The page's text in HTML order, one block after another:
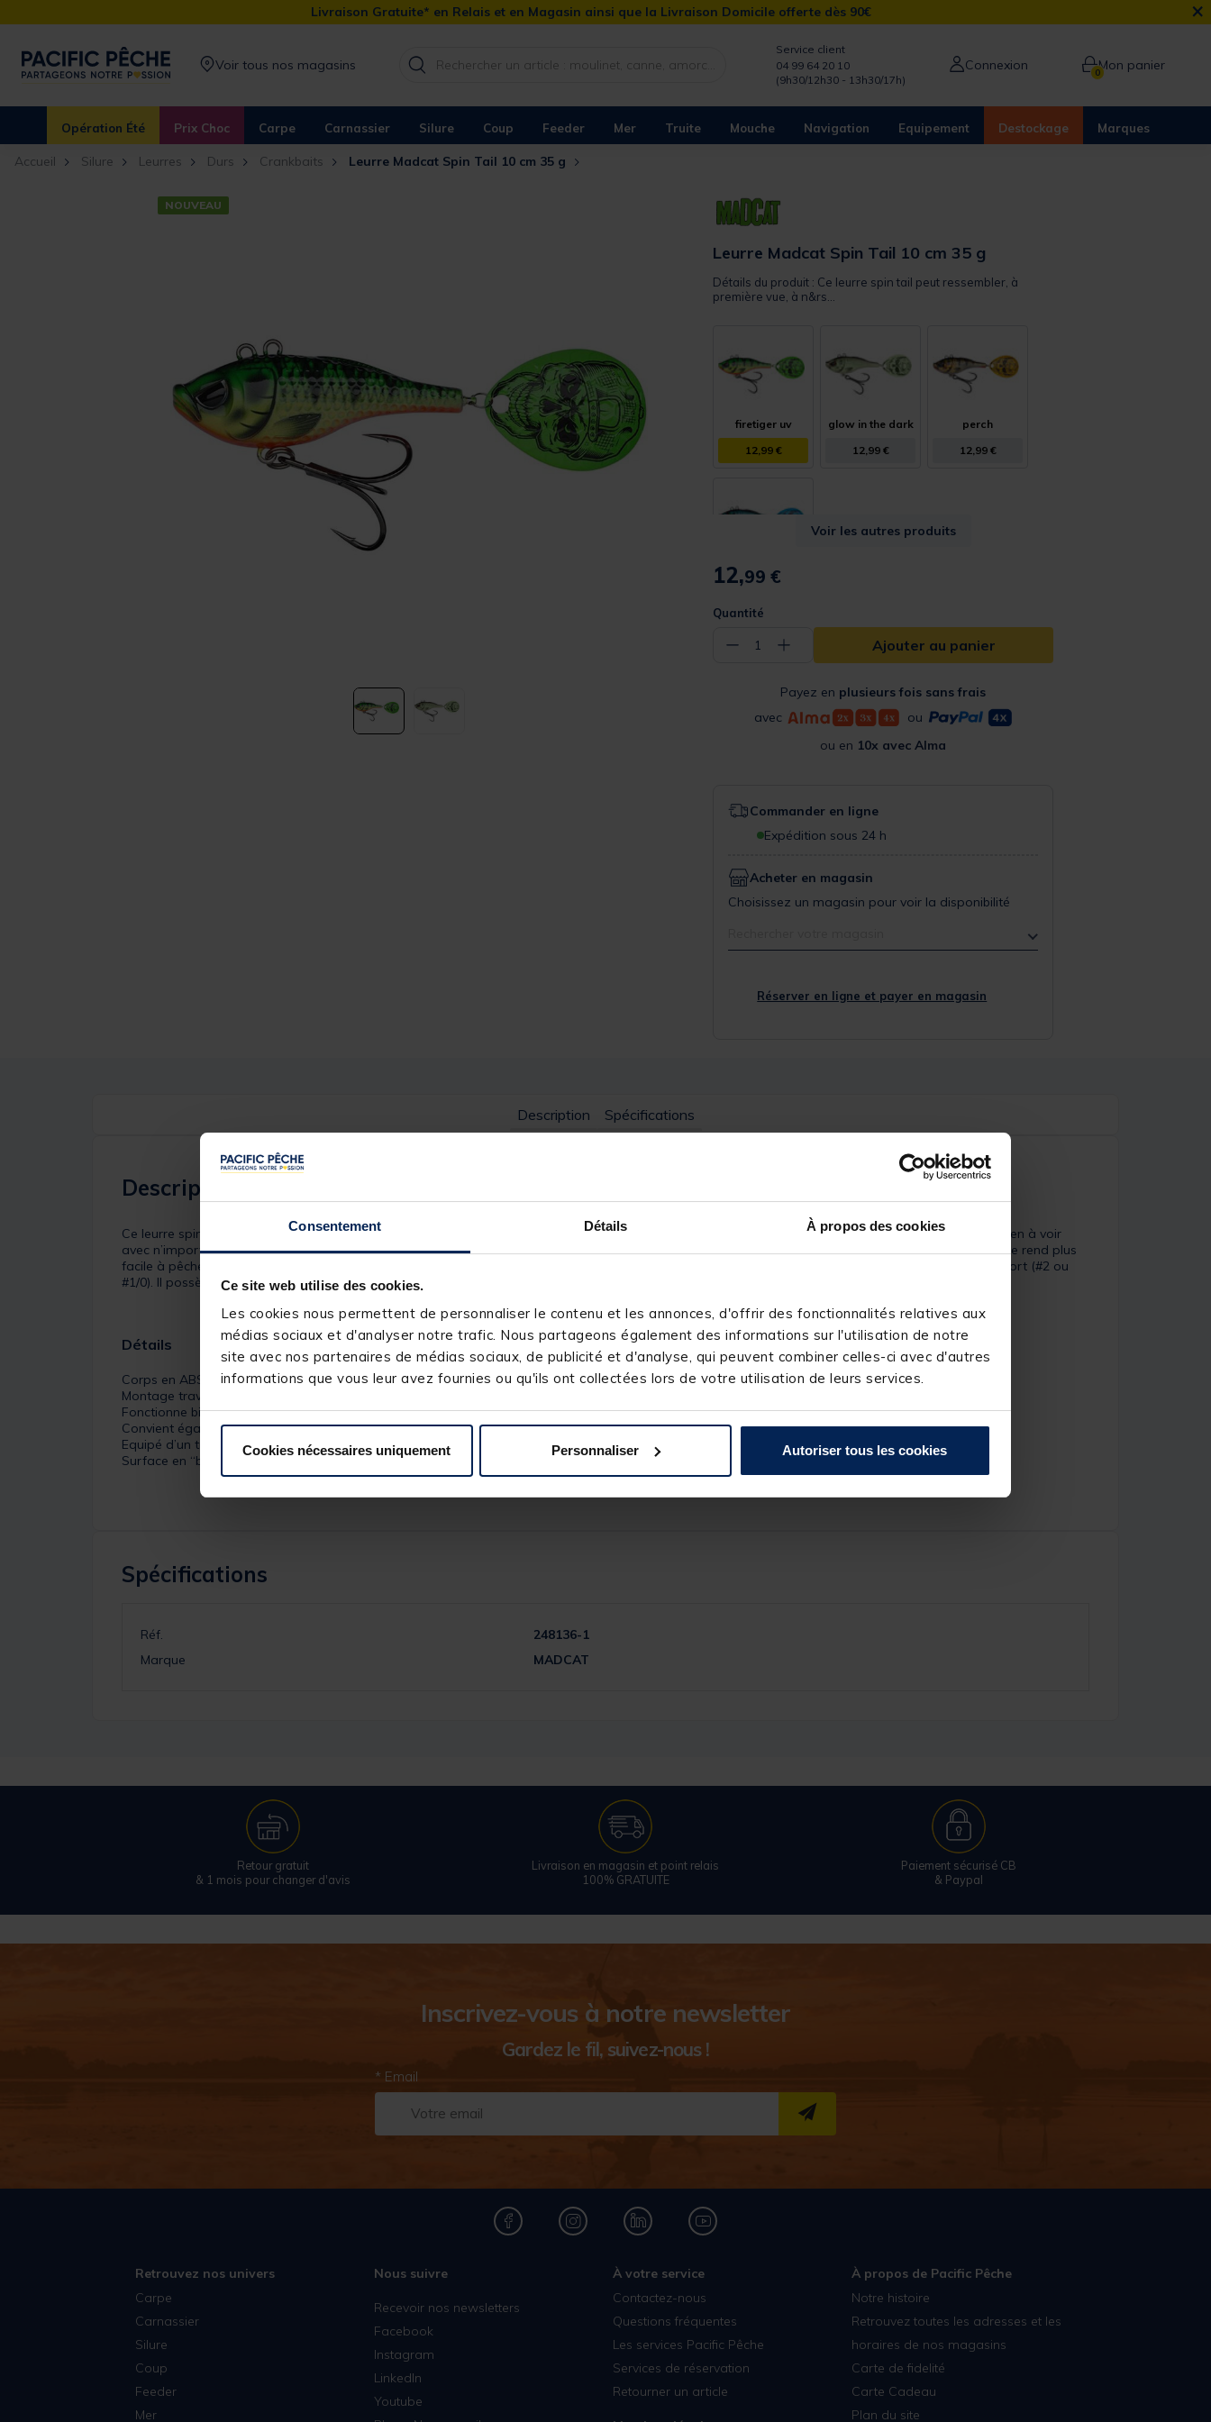
Consentement Détails À propos des cookies
Ce site web utilise des cookies.
Les cookies nous permettent de personnaliser le contenu et les annonces, d'offrir des fonctionnalités relatives aux
médias sociaux et d'analyser notre trafic. Nous partageons également des informations sur l'utilisation de notre
site avec nos partenaires de médias sociaux, de publicité et d'analyse, qui peuvent combiner celles-ci avec d'autres
informations que vous leur avez fournies ou qu'ils ont collectées lors de votre utilisation de leurs services.
Cookies nécessaires uniquement Personnaliser Autoriser tous les cookies
Livraison Gratuite* en Relais et en Magasin ainsi que la Livraison Domicile offerte dès 90€ ×
Voir tous nos magasins
Service client
04 99 64 20 10
(9h30/12h30 - 13h30/17h)
Connexion 0Mon panier
Opération Été Prix Choc Carpe Carnassier Silure Coup Feeder Mer Truite Mouche Navigation Equipement Destockage Marques
Accueil Silure Leurres Durs Crankbaits Leurre Madcat Spin Tail 10 cm 35 g
NOUVEAU
Leurre Madcat Spin Tail 10 cm 35 g
Détails du produit : Ce leurre spin tail peut ressembler, à
première vue, à n&rs...
firetiger uv
12,99 €
glow in the dark
12,99 €
perch
12,99 €
roach
Voir les autres produits
12,99 €
Quantité
− 1 + Ajouter au panier
Payez en plusieurs fois sans frais
avec
ou
ou en 10x avec Alma
Commander en ligne
Expédition sous 24 h
Acheter en magasin
Choisissez un magasin pour voir la disponibilité
Réserver en ligne et payer en magasin
Description Spécifications
Description
Ce leurre spin tail peut ressembler, à première vue, à n’importe quel autre, mais en y regardant de plus près, vous vous rendrez vite compte qu’il n’a rien à voir
avec n’importe quel autre spin jig ! Il a un corps en ABS lesté, ce qui le rend un peu plus gros, le fait couler un peu plus lentement et plus haut - ce qui le rend plus
facile à pêcher et déclenche plus de touches ! Deux oeillets à l’arrière : l’un à l’avant pour le lancer/spinning et l’autre pour le jigging. Équipé d’un triple fort (#2 ou
#1/0). Il possède une surface en forme de balle de golf pour plus de turbulences.
Détails
Corps en ABS super résistant et lesté
Montage traversant
Fonctionne bien à faible allure pour passer au-dessus du poisson
Convient également pour le jigging
Equipé d’un triple fort
Surface en “balle de golf” pour une turbulence supplémentaire
Spécifications
Réf.
248136-1
Marque
MADCAT
Retour gratuit
& 1 mois pour changer d'avis
Livraison en magasin et point relais
100% GRATUITE
Paiement sécurisé CB
& Paypal
Inscrivez-vous à notre newsletter
Gardez le fil, suivez-nous !
* Email
S''INSCRIRE
Retrouvez nos univers
Carpe
Carnassier
Silure
Coup
Feeder
Mer
Nous suivre
Recevoir nos newsletters
Facebook
Instagram
LinkedIn
Youtube
À votre service
Contactez-nous
Questions fréquentes
Les services Pacific Pêche
Services de réservation
Retourner un article
À propos de Pacific Pêche
Notre histoire
Retrouvez toutes les adresses et les
horaires de nos magasins
Carte de fidelité
Carte Cadeau
Plan du site